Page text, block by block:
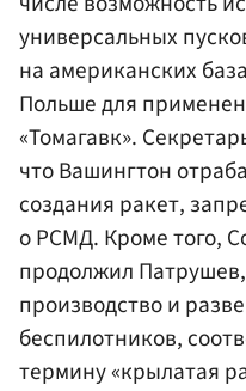
универсальных
на американских
Польше для
«Томагавк».
что Вашингтон
создания ракет,
о РСМД. Кроме того,
продолжил
производство и
беспилотников,
термину «крылатая